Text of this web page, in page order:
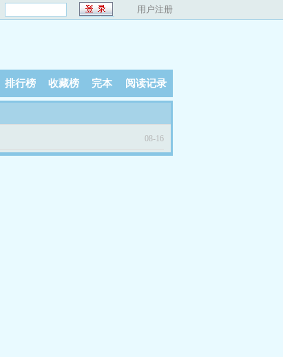
用户注册
排行榜 收藏榜 完本 阅读记录
08-16